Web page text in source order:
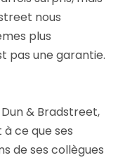
nous
plus
pas une garantie.
& Bradstreet,
ce que ses
de ses collègues